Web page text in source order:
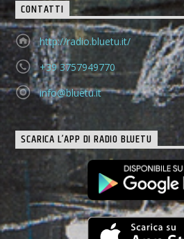
CONTATTI
http://radio.bluetu.it/
+39 3757949770
info@bluetu.it
SCARICA L’APP DI RADIO BLUETU